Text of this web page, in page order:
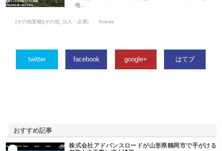
地…
[その他業種][その他_法人・企業] 0views
twitter facebook google+ はてブ
おすすめ記事
株式会社アドバンスロードが山形県鶴岡市で手がける